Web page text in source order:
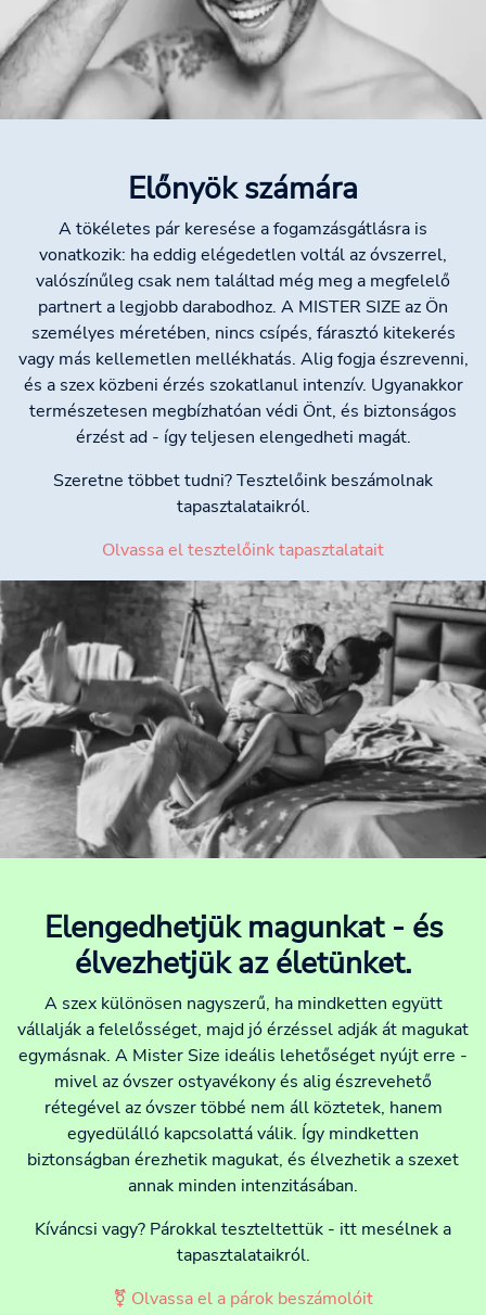
Előnyök számára
A tökéletes pár keresése a fogamzásgátlásra is
vonatkozik: ha eddig elégedetlen voltál az óvszerrel,
valószínűleg csak nem találtad még meg a megfelelő
partnert a legjobb darabodhoz. A MISTER SIZE az Ön
személyes méretében, nincs csípés, fárasztó kitekerés
vagy más kellemetlen mellékhatás. Alig fogja észrevenni,
és a szex közbeni érzés szokatlanul intenzív. Ugyanakkor
természetesen megbízhatóan védi Önt, és biztonságos
érzést ad - így teljesen elengedheti magát.
Szeretne többet tudni? Tesztelőink beszámolnak
tapasztalataikról.
Olvassa el tesztelőink tapasztalatait
Elengedhetjük magunkat - és
élvezhetjük az életünket.
A szex különösen nagyszerű, ha mindketten együtt
vállalják a felelősséget, majd jó érzéssel adják át magukat
egymásnak. A Mister Size ideális lehetőséget nyújt erre -
mivel az óvszer ostyavékony és alig észrevehető
rétegével az óvszer többé nem áll köztetek, hanem
egyedülálló kapcsolattá válik. Így mindketten
biztonságban érezhetik magukat, és élvezhetik a szexet
annak minden intenzitásában.
Kíváncsi vagy? Párokkal teszteltettük - itt mesélnek a
tapasztalataikról.
⚧ Olvassa el a párok beszámolóit